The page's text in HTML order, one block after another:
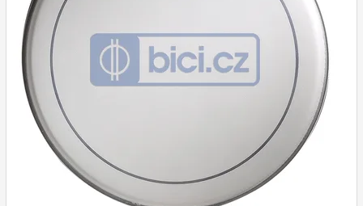
Příslušenství
Zvuk
Dárkové předměty
Noty a knihy